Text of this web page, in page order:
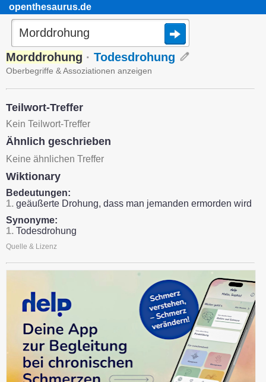
openthesaurus.de
Morddrohung · Todesdrohung
Oberbegriffe & Assoziationen anzeigen
Teilwort-Treffer
Kein Teilwort-Treffer
Ähnlich geschrieben
Keine ähnlichen Treffer
Wiktionary
Bedeutungen:
1. geäußerte Drohung, dass man jemanden ermorden wird
Synonyme:
1. Todesdrohung
Quelle & Lizenz